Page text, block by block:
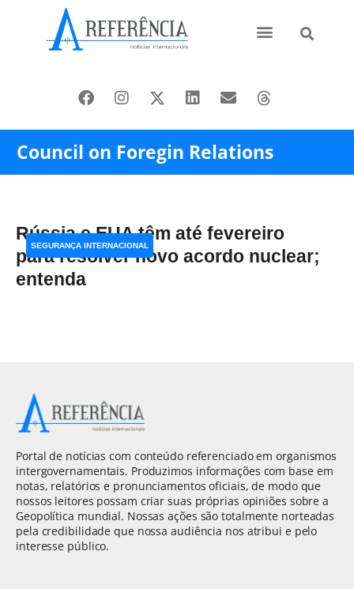
Council on Foregin Relations
Rússia e EUA têm até fevereiro
para resolver novo acordo nuclear;
entenda
SEGURANÇA INTERNACIONAL
Portal de notícias com conteúdo referenciado em organismos
intergovernamentais. Produzimos informações com base em
notas, relatórios e pronunciamentos oficiais, de modo que
nossos leitores possam criar suas próprias opiniões sobre a
Geopolítica mundial. Nossas ações são totalmente norteadas
pela credibilidade que nossa audiência nos atribui e pelo
interesse público.